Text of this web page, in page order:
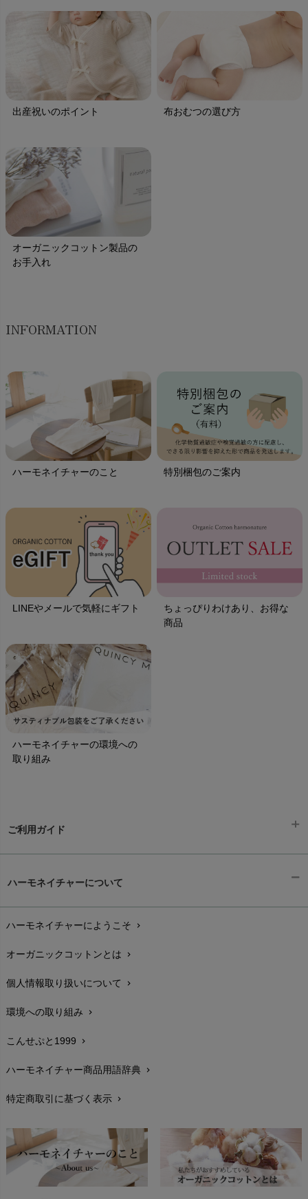
出産祝いのポイント 布おむつの選び方
オーガニックコットン製品の
お手入れ
INFORMATION
ハーモネイチャーのこと 特別梱包のご案内
LINEやメールで気軽にギフト
ちょっぴりわけあり、お得な
商品
ハーモネイチャーの環境への
取り組み
ご利用ガイド
配送と送料chevron_right
在庫状況と発送予定chevron_right
サイズ・寸法chevron_right
生地・素材chevron_right
お手入れについて
レビューを書こうchevron_right
返品交換chevron_right
FAXでのご注文
お問い合わせchevron_right
ハーモネイチャーについて
ハーモネイチャーにようこそ chevron_right
オーガニックコットンとは chevron_right
個人情報取り扱いについて chevron_right
環境への取り組み chevron_right
こんせぷと1999 chevron_right
ハーモネイチャー商品用語辞典 chevron_right
特定商取引に基づく表示 chevron_right